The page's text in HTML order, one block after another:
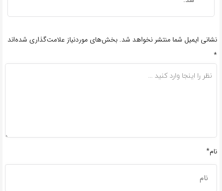
نشانی ایمیل شما منتشر نخواهد شد. بخش‌های موردنیاز علامت‌گذاری شده‌اند
*
نام*